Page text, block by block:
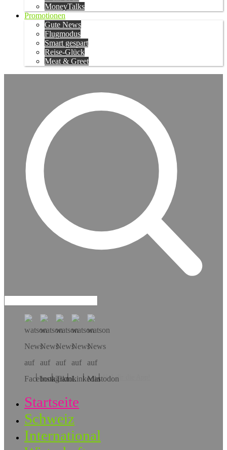
MoneyTalks
Promotionen
Gute News
Flugmodus
Smart gespart
Reise-Glück
Meat & Greet
Hol dir die App!
Startseite
Schweiz
International